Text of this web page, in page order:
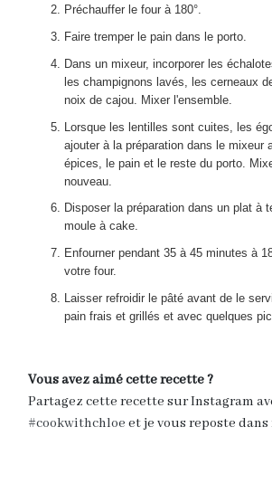
Préchauffer le four à 180°.
Faire tremper le pain dans le porto.
Dans un mixeur, incorporer les
les champignons lavés, les cerneaux
noix de cajou. Mixer l'ensemble.
Lorsque les lentilles sont cuites, les
ajouter à la préparation dans le mixeur
épices, le pain et le reste du porto.
nouveau.
Disposer la préparation dans un plat à
moule à cake.
Enfourner pendant 35 à 45 minutes à
votre four.
Laisser refroidir le pâté avant de le
pain frais et grillés et avec quelques
Vous avez aimé cette recette ?
Partagez cette recette sur Instagram
#cookwithchloe et je vous reposte dans